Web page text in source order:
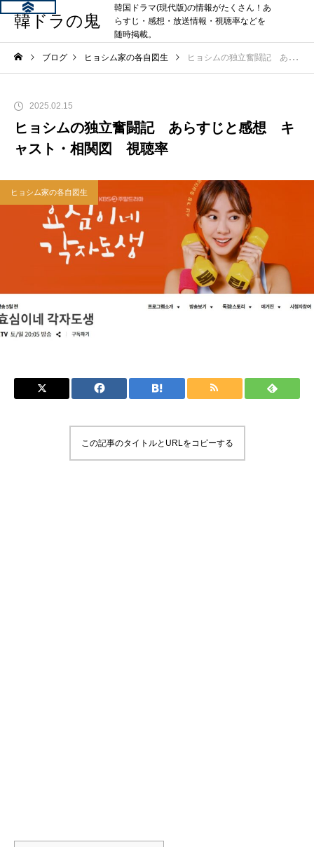
韓ドラの鬼
韓国ドラマ(現代版)の情報がたくさん！あ
らすじ・感想・放送情報・視聴率などを
随時掲載。
ブログ ヒョシム家の各自図生 ヒョシムの独立奮闘記 あらすじと感想 キャスト・相関図 視聴率
2025.02.15
ヒョシムの独立奮闘記 あらすじと感想 キ
ャスト・相関図 視聴率
ヒョシム家の各自図生
この記事のタイトルとURLをコピーする